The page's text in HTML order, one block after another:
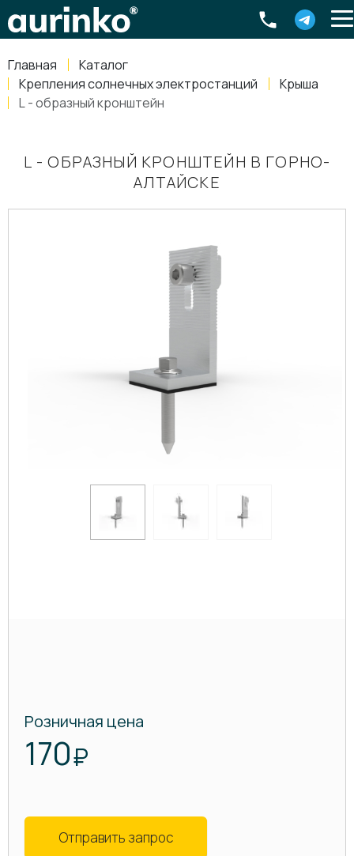
Главная
Каталог
Крепления солнечных электростанций
Крыша
L - образный кронштейн
L - ОБРАЗНЫЙ КРОНШТЕЙН В ГОРНО-
АЛТАЙСКЕ
Розничная цена
170₽
Отправить запрос
Россия, Свердловская область Екатеринбург ,
8-800-770-79-40